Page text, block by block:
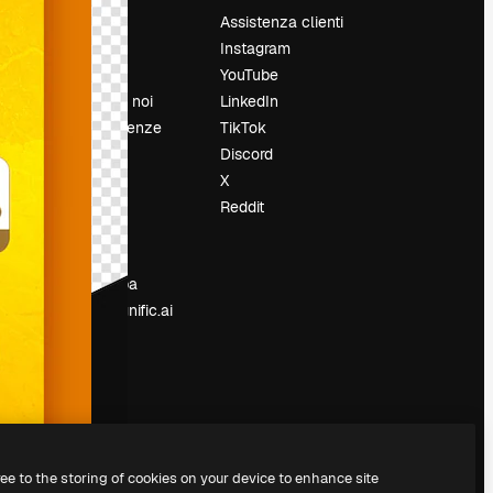
Chi siamo
Recensioni
Lavora con noi
Cerca tendenze
Slidesgo
Vendi i tuoi
contenuti
Sala stampa
Cerchi magnific.ai
Assistenza clienti
Instagram
YouTube
LinkedIn
TikTok
Discord
X
Reddit
to the storing of cookies on your device to enhance site